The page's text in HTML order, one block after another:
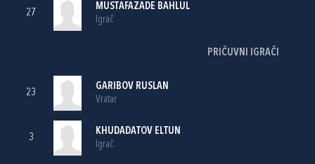
27
MUSTAFAZADE BAHLUL
Igrač
PRIČUVNI IGRAČI
23
GARIBOV RUSLAN
Vratar
3
KHUDADATOV ELTUN
Igrač